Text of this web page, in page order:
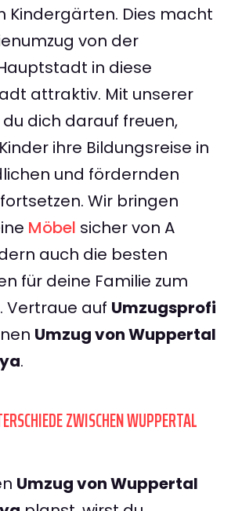
Kindergärten. Dies macht
von der
in diese
attraktiv. Mit unserer
dich darauf freuen,
ihre Bildungsreise in
und fördernden
Wir bringen
Möbel sicher von A
auch die besten
für deine Familie zum
Vertraue auf Umzugsprofi
Umzug von Wuppertal
.
ZWISCHEN WUPPERTAL
Umzug von Wuppertal